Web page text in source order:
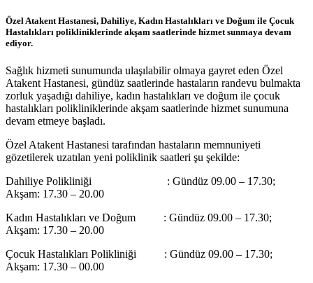
Özel Atakent Hastanesi, Dahiliye, Kadın Hastalıkları ve Doğum ile Çocuk
Hastalıkları polikliniklerinde akşam saatlerinde hizmet sunmaya devam
ediyor.
Sağlık hizmeti sunumunda ulaşılabilir olmaya gayret eden Özel
Atakent Hastanesi, gündüz saatlerinde hastaların randevu bulmakta
zorluk yaşadığı dahiliye, kadın hastalıkları ve doğum ile çocuk
hastalıkları polikliniklerinde akşam saatlerinde hizmet sunumuna
devam etmeye başladı.
Özel Atakent Hastanesi tarafından hastaların memnuniyeti
gözetilerek uzatılan yeni poliklinik saatleri şu şekilde:
Dahiliye Polikliniği : Gündüz 09.00 – 17.30;
Akşam: 17.30 – 20.00
Kadın Hastalıkları ve Doğum : Gündüz 09.00 – 17.30;
Akşam: 17.30 – 20.00
Çocuk Hastalıkları Polikliniği : Gündüz 09.00 – 17.30;
Akşam: 17.30 – 00.00